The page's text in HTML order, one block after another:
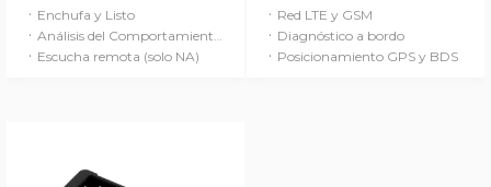
· Enchufa y Listo
· Análisis del Comportamiento de Conducción (Básico)
· Escucha remota (solo NA)
· Red LTE y GSM
· Diagnóstico a bordo
· Posicionamiento GPS y BDS